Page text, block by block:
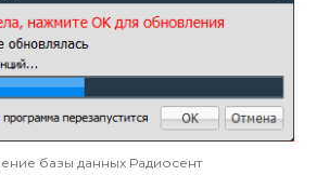
базы данных Радиосент